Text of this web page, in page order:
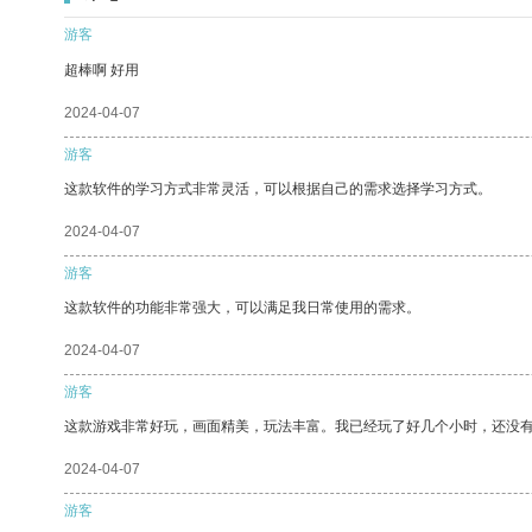
游客
超棒啊 好用
2024-04-07
游客
这款软件的学习方式非常灵活，可以根据自己的需求选择学习方式。
2024-04-07
游客
这款软件的功能非常强大，可以满足我日常使用的需求。
2024-04-07
游客
这款游戏非常好玩，画面精美，玩法丰富。我已经玩了好几个小时，还没
2024-04-07
游客